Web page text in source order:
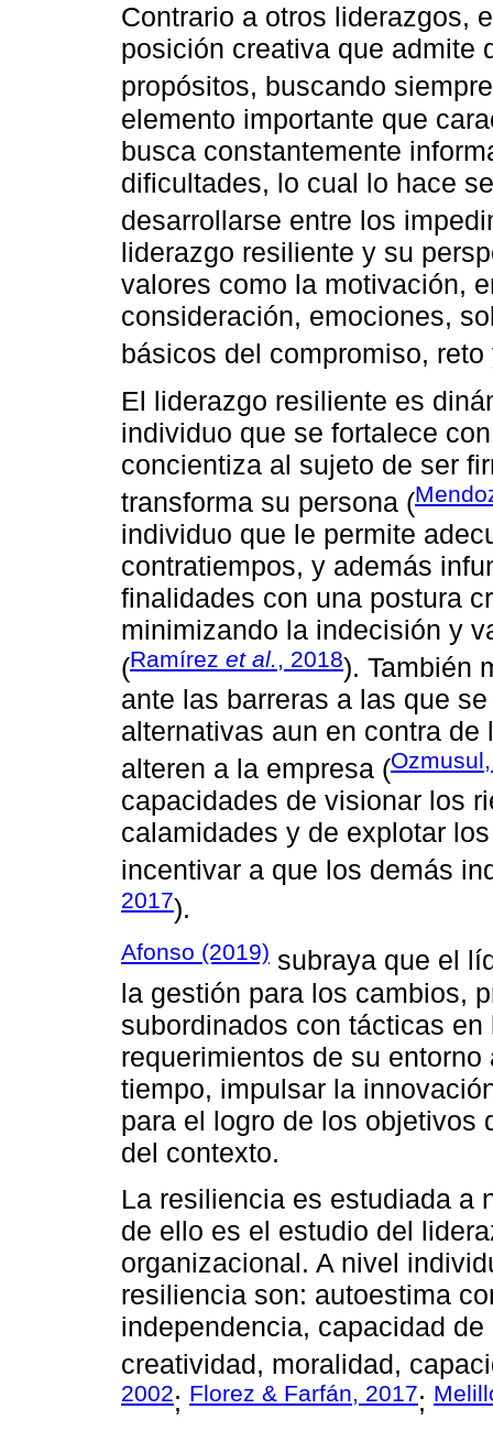
Contrario a otros liderazgos,
posición creativa que admite
propósitos, buscando
elemento importante que
busca constantemente
dificultades, lo cual lo hace
desarrollarse entre los
liderazgo resiliente y su
valores como la motivación,
consideración, emociones,
básicos del compromiso, reto
El liderazgo resiliente es
individuo que se fortalece
concientiza al sujeto de ser
transforma su persona (
individuo que le permite
contratiempos, y además
finalidades con una postura
minimizando la indecisión y
(Ramírez et al., 2018). También
ante las barreras a las que
alternativas aun en contra
alteren a la empresa (
capacidades de visionar los
calamidades y de explotar
incentivar a que los demás
2017).
Afonso (2019) subraya que el
la gestión para los cambios,
subordinados con tácticas
requerimientos de su
tiempo, impulsar la
para el logro de los objetivos
del contexto.
La resiliencia es estudiada a
de ello es el estudio del
organizacional. A nivel
resiliencia son: autoestima
independencia, capacidad
creatividad, moralidad,
2002; Florez & Farfán, 2017;